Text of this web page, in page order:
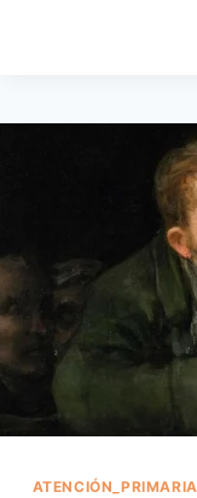
ATENCIÓN_PRIMARIA